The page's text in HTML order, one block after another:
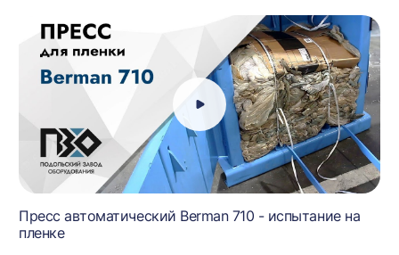
Пресс автоматический Berman 710 - испытание на
пленке